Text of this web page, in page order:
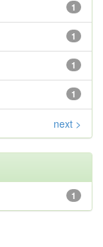
1
1
1
1
next >
1